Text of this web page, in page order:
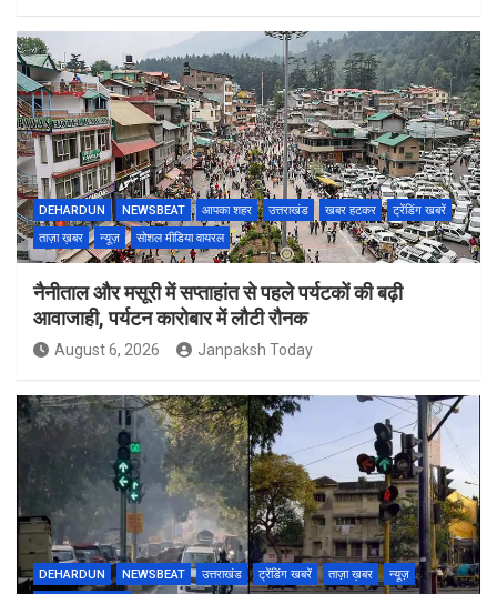
DEHARDUN NEWSBEAT आपका शहर उत्तराखंड खबर हटकर
ट्रेंडिंग खबरें
ताज़ा ख़बर
न्यूज़ सोशल मीडिया वायरल
नैनीताल और मसूरी में सप्ताहांत से पहले पर्यटकों की बढ़ी
आवाजाही, पर्यटन कारोबार में लौटी रौनक
August 6, 2026 Janpaksh Today
DEHARDUN NEWSBEAT उत्तराखंड ट्रेंडिंग खबरें ताज़ा ख़बर
न्यूज़